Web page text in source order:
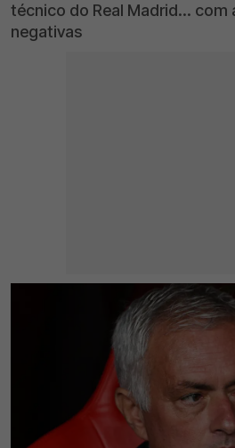
técnico do Real Madrid... com
negativas